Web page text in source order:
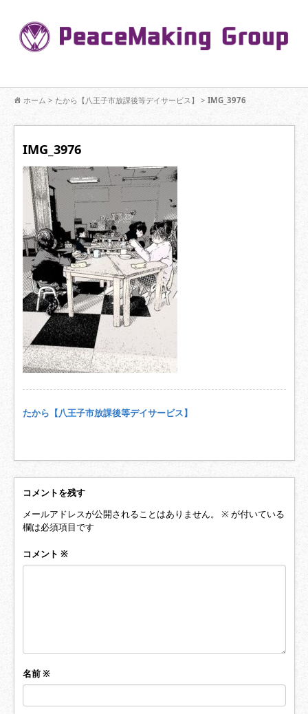
【公式】PeaceMaking Groupはお客様には一対一で向き合い、ご家族
を意図したコミュニケーションを大切にし【家族の絆】に寄り添いま
ホーム > たから【八王子市放課後等デイサービス】 > IMG_3976
IMG_3976
たから【八王子市放課後等デイサービス】
コメントを残す
メールアドレスが公開されることはありません。
※が付いている
欄は必須項目です
コメント ※
名前※